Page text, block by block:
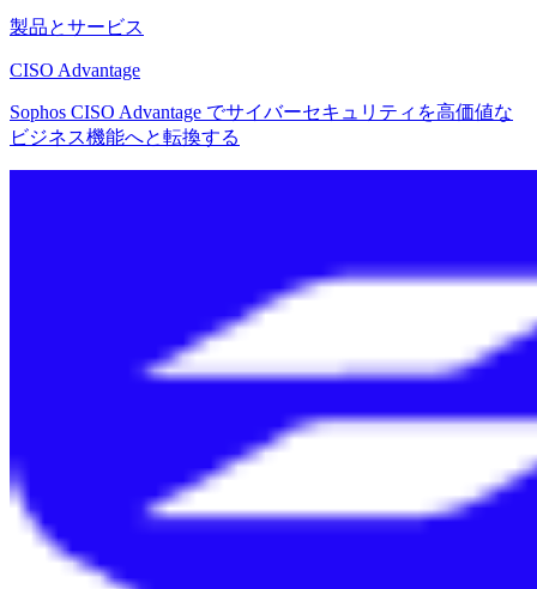
製品とサービス
CISO Advantage
Sophos CISO Advantage でサイバーセキュリティを高価値な
ビジネス機能へと転換する